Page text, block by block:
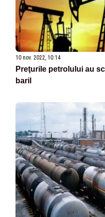
10 nov. 2022, 10:14
Preţurile petrolului au
baril